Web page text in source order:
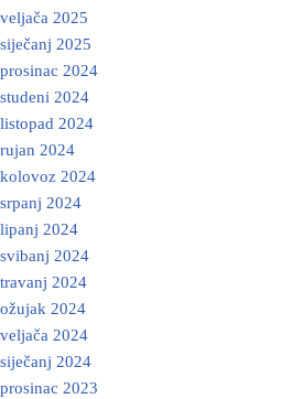
veljača 2025
siječanj 2025
prosinac 2024
studeni 2024
listopad 2024
rujan 2024
kolovoz 2024
srpanj 2024
lipanj 2024
svibanj 2024
travanj 2024
ožujak 2024
veljača 2024
siječanj 2024
prosinac 2023